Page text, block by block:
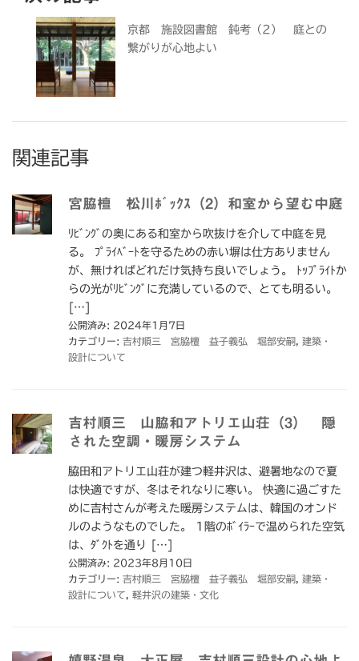
京都 施設図書館 鈍考（2） 庭との
繋がりが心地よい
関連記事
宮脇檀 松川ﾎﾞｯｸｽ（2）和室から望む中庭
ﾘﾋﾞﾝｸﾞの奥にある和室から吹抜けを介して中庭を見
る。 ﾌﾟﾗｲﾍﾞｰﾄを守るための赤い塀は仕方ありません
が、無ければどれだけ気持ち良いでしょう。 ﾄｯﾌﾟﾗｲﾄか
らの光がﾘﾋﾞﾝｸﾞに充満しているので、とても明るい。
[…]
公開済み: 2024年1月7日
カテゴリー: 吉村順三 宮脇檀 益子義弘 堀部安嗣
建築・
設計について
吉村順三 山脇和アトリエ山荘（3） 隠
された空調・暖房システム
脇田和アトリエ山荘が建つ軽井沢は、避暑地なので夏
は快適ですが、冬はそれなりに寒い。 快適に過ごすた
めに吉村さんが考えた暖房システムは、韓国のオンド
ルのようなものでした。 1階のﾎﾞｲﾗｰで温められた空気
は、ﾀﾞｸﾄを通り […]
公開済み: 2023年8月10日
カテゴリー: 吉村順三 宮脇檀 益子義弘 堀部安嗣
建築・
設計について
軽井沢の建築・文化